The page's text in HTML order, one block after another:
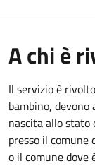
A chi è
Il servizio è
bambino,
nascita allo stato
presso il
o il comune dove